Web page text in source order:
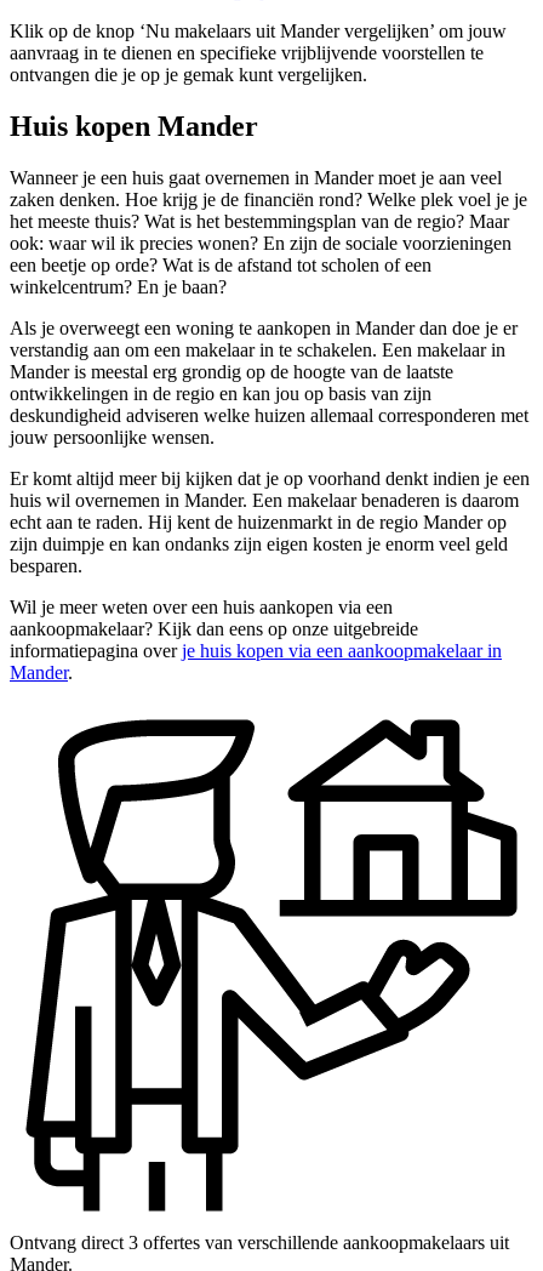
Klik op de knop ‘Nu makelaars uit Mander vergelijken’ om jouw
aanvraag in te dienen en specifieke vrijblijvende voorstellen te
ontvangen die je op je gemak kunt vergelijken.
Huis kopen Mander
Wanneer je een huis gaat overnemen in Mander moet je aan veel
zaken denken. Hoe krijg je de financiën rond? Welke plek voel je je
het meeste thuis? Wat is het bestemmingsplan van de regio? Maar
ook: waar wil ik precies wonen? En zijn de sociale voorzieningen
een beetje op orde? Wat is de afstand tot scholen of een
winkelcentrum? En je baan?
Als je overweegt een woning te aankopen in Mander dan doe je er
verstandig aan om een makelaar in te schakelen. Een makelaar in
Mander is meestal erg grondig op de hoogte van de laatste
ontwikkelingen in de regio en kan jou op basis van zijn
deskundigheid adviseren welke huizen allemaal corresponderen met
jouw persoonlijke wensen.
Er komt altijd meer bij kijken dat je op voorhand denkt indien je een
huis wil overnemen in Mander. Een makelaar benaderen is daarom
echt aan te raden. Hij kent de huizenmarkt in de regio Mander op
zijn duimpje en kan ondanks zijn eigen kosten je enorm veel geld
besparen.
Wil je meer weten over een huis aankopen via een
aankoopmakelaar? Kijk dan eens op onze uitgebreide
informatiepagina overje huis kopen via een aankoopmakelaar in
Mander.
Ontvang direct 3 offertes van verschillende aankoopmakelaars uit
Mander.